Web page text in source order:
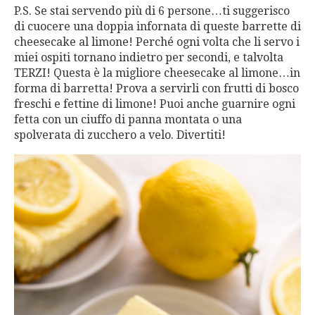
P.S. Se stai servendo più di 6 persone…ti suggerisco
di cuocere una doppia infornata di queste barrette di
cheesecake al limone! Perché ogni volta che li servo i
miei ospiti tornano indietro per secondi, e talvolta
TERZI! Questa è la migliore cheesecake al limone…in
forma di barretta! Prova a servirli con frutti di bosco
freschi e fettine di limone! Puoi anche guarnire ogni
fetta con un ciuffo di panna montata o una
spolverata di zucchero a velo. Divertiti!